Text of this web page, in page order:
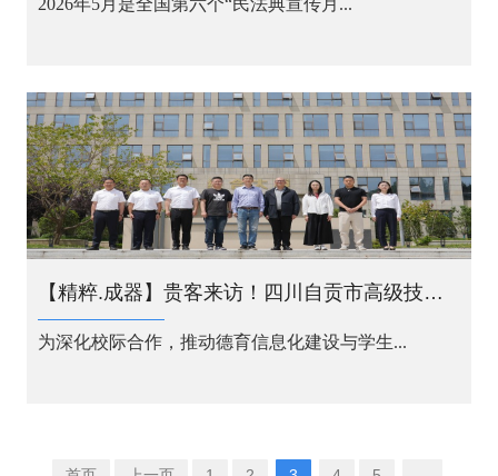
2026年5月是全国第六个“民法典宣传月...
【精粹.成器】贵客来访！四川自贡市高级技工学校到访我校，互学共赢促成长
为深化校际合作，推动德育信息化建设与学生...